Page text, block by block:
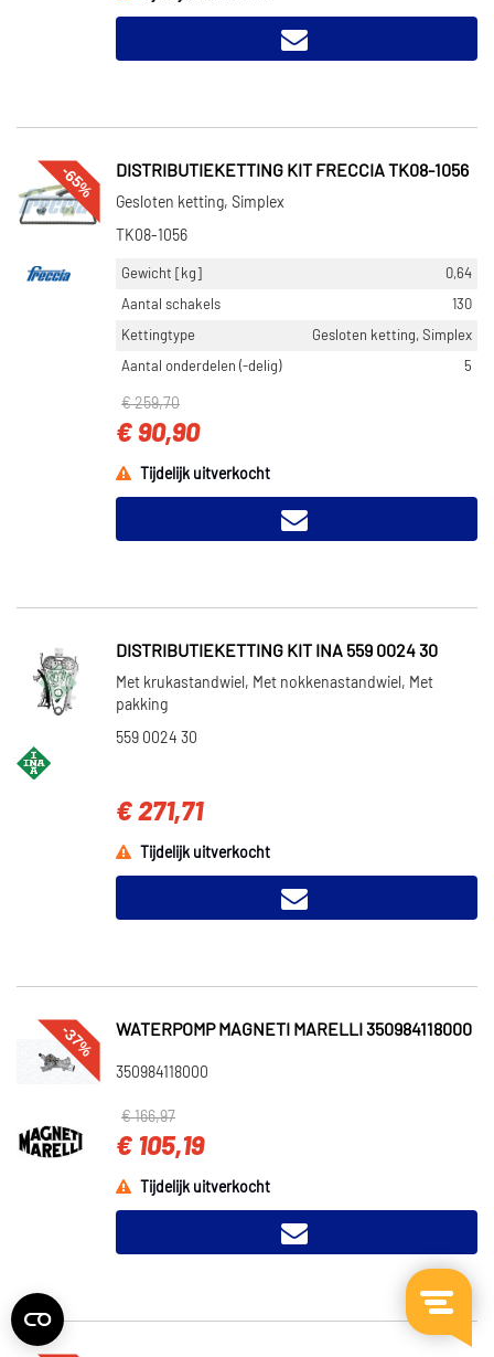
-65% DISTRIBUTIEKETTING KIT FRECCIA TK08-1056
Gesloten ketting, Simplex
TK08-1056
Gewicht [kg]
0,64
Aantal schakels
130
Kettingtype
Gesloten ketting, Simplex
Aantal onderdelen (-delig)
5
€ 259,70
€ 90,90
Tijdelijk uitverkocht
DISTRIBUTIEKETTING KIT INA 559 0024 30
Met krukastandwiel, Met nokkenastandwiel, Met
pakking
559 0024 30
€ 271,71
Tijdelijk uitverkocht
-37% WATERPOMP MAGNETI MARELLI 350984118000
350984118000
€ 166,97
€ 105,19
Tijdelijk uitverkocht